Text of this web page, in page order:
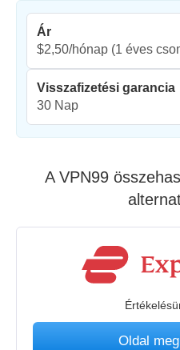
Ár
$2,50/hónap (1 éves
Visszafizetési garancia
30 Nap
A VPN99
Oldal